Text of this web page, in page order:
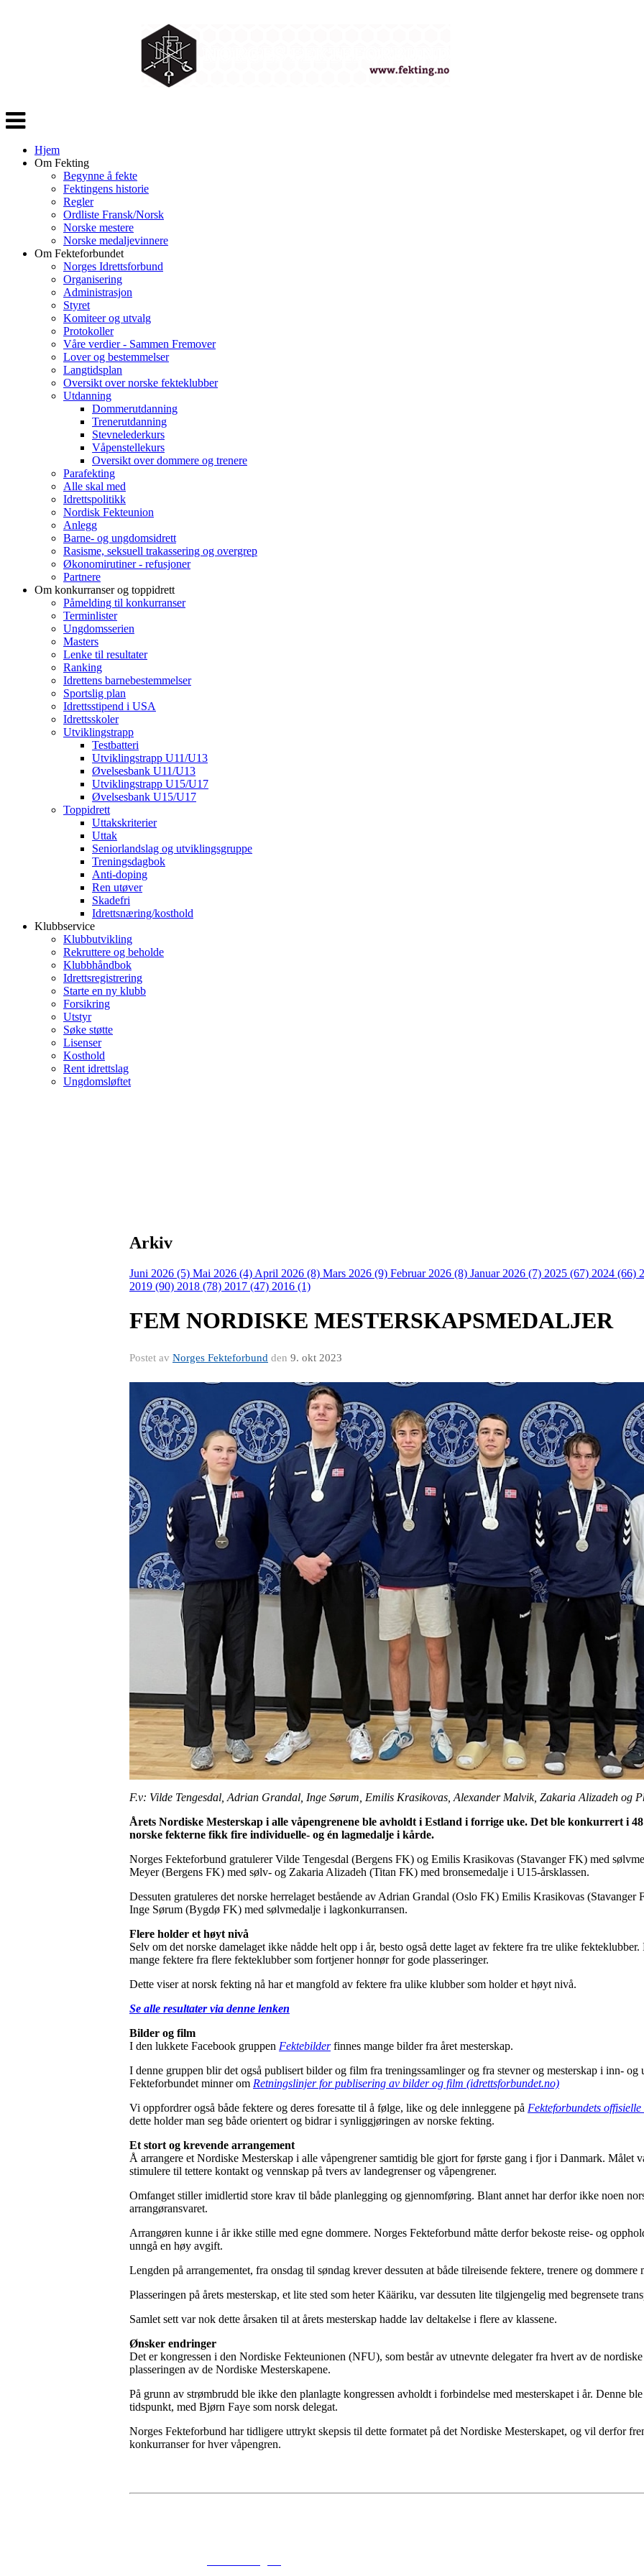
Veksle
navigasjon
Hjem
Om Fekting
Begynne å fekte
Fektingens historie
Regler
Ordliste Fransk/Norsk
Norske mestere
Norske medaljevinnere
Om Fekteforbundet
Norges Idrettsforbund
Organisering
Administrasjon
Styret
Komiteer og utvalg
Protokoller
Våre verdier - Sammen Fremover
Lover og bestemmelser
Langtidsplan
Oversikt over norske fekteklubber
Utdanning
Dommerutdanning
Trenerutdanning
Stevnelederkurs
Våpenstellekurs
Oversikt over dommere og trenere
Parafekting
Alle skal med
Idrettspolitikk
Nordisk Fekteunion
Anlegg
Barne- og ungdomsidrett
Rasisme, seksuell trakassering og overgrep
Økonomirutiner - refusjoner
Partnere
Om konkurranser og toppidrett
Påmelding til konkurranser
Terminlister
Ungdomsserien
Masters
Lenke til resultater
Ranking
Idrettens barnebestemmelser
Sportslig plan
Idrettsstipend i USA
Idrettsskoler
Utviklingstrapp
Testbatteri
Utviklingstrapp U11/U13
Øvelsesbank U11/U13
Utviklingstrapp U15/U17
Øvelsesbank U15/U17
Toppidrett
Uttakskriterier
Uttak
Seniorlandslag og utviklingsgruppe
Treningsdagbok
Anti-doping
Ren utøver
Skadefri
Idrettsnæring/kosthold
Klubbservice
Klubbutvikling
Rekruttere og beholde
Klubbhåndbok
Idrettsregistrering
Starte en ny klubb
Forsikring
Utstyr
Søke støtte
Lisenser
Kosthold
Rent idrettslag
Ungdomsløftet
Arkiv
Juni 2026 (5) Mai 2026 (4) April 2026 (8) Mars 2026 (9) Februar 2026 (8) Januar 2026 (7) 2025 (67) 2024 (66)
2019 (90) 2018 (78) 2017 (47) 2016 (1)
FEM NORDISKE MESTERSKAPSMEDALJER
Postet av Norges Fekteforbund den 9. okt 2023
F.v: Vilde Tengesdal, Adrian Grandal, Inge Sørum, Emilis Krasikovas, Alexander Malvik, Zakaria Alizadeh og
Årets Nordiske Mesterskap i alle våpengrenene ble avholdt i Estland i forrige uke. Det ble konkurrert i
norske fekterne fikk fire individuelle- og én lagmedalje i kårde.
Norges Fekteforbund gratulerer Vilde Tengesdal (Bergens FK) og Emilis Krasikovas (Stavanger FK) med
Meyer (Bergens FK) med sølv- og Zakaria Alizadeh (Titan FK) med bronsemedalje i U15-årsklassen.
Dessuten gratuleres det norske herrelaget bestående av Adrian Grandal (Oslo FK) Emilis Krasikovas
Inge Sørum (Bygdø FK) med sølvmedalje i lagkonkurransen.
Flere holder et høyt nivå
Selv om det norske damelaget ikke nådde helt opp i år, besto også dette laget av fektere fra tre ulike
mange fektere fra flere fekteklubber som fortjener honnør for gode plasseringer.
Dette viser at norsk fekting nå har et mangfold av fektere fra ulike klubber som holder et høyt nivå.
Se alle resultater via denne lenken
Bilder og film
I den lukkete Facebook gruppen Fektebilder finnes mange bilder fra året mesterskap.
I denne gruppen blir det også publisert bilder og film fra treningssamlinger og fra stevner og mesterskap i inn-
Fekteforbundet minner om Retningslinjer for publisering av bilder og film (idrettsforbundet.no)
Vi oppfordrer også både fektere og deres foresatte til å følge, like og dele innleggene på Fekteforbundets
dette holder man seg både orientert og bidrar i synliggjøringen av norske fekting.
Et stort og krevende arrangement
Å arrangere et Nordiske Mesterskap i alle våpengrener samtidig ble gjort for første gang i fjor i Danmark. Målet
stimulere til tettere kontakt og vennskap på tvers av landegrenser og våpengrener.
Omfanget stiller imidlertid store krav til både planlegging og gjennomføring. Blant annet har derfor ikke noen
arrangøransvaret.
Arrangøren kunne i år ikke stille med egne dommere. Norges Fekteforbund måtte derfor bekoste reise- og
unngå en høy avgift.
Lengden på arrangementet, fra onsdag til søndag krever dessuten at både tilreisende fektere, trenere og
Plasseringen på årets mesterskap, et lite sted som heter Kääriku, var dessuten lite tilgjengelig med begrensete
Samlet sett var nok dette årsaken til at årets mesterskap hadde lav deltakelse i flere av klassene.
Ønsker endringer
Det er kongressen i den Nordiske Fekteunionen (NFU), som består av utnevnte delegater fra hvert av de
plasseringen av de Nordiske Mesterskapene.
På grunn av strømbrudd ble ikke den planlagte kongressen avholdt i forbindelse med mesterskapet i år. Denne
tidspunkt, med Bjørn Faye som norsk delegat.
Norges Fekteforbund har tidligere uttrykt skepsis til dette formatet på det Nordiske Mesterskapet, og vil derfor
konkurranser for hver våpengren.